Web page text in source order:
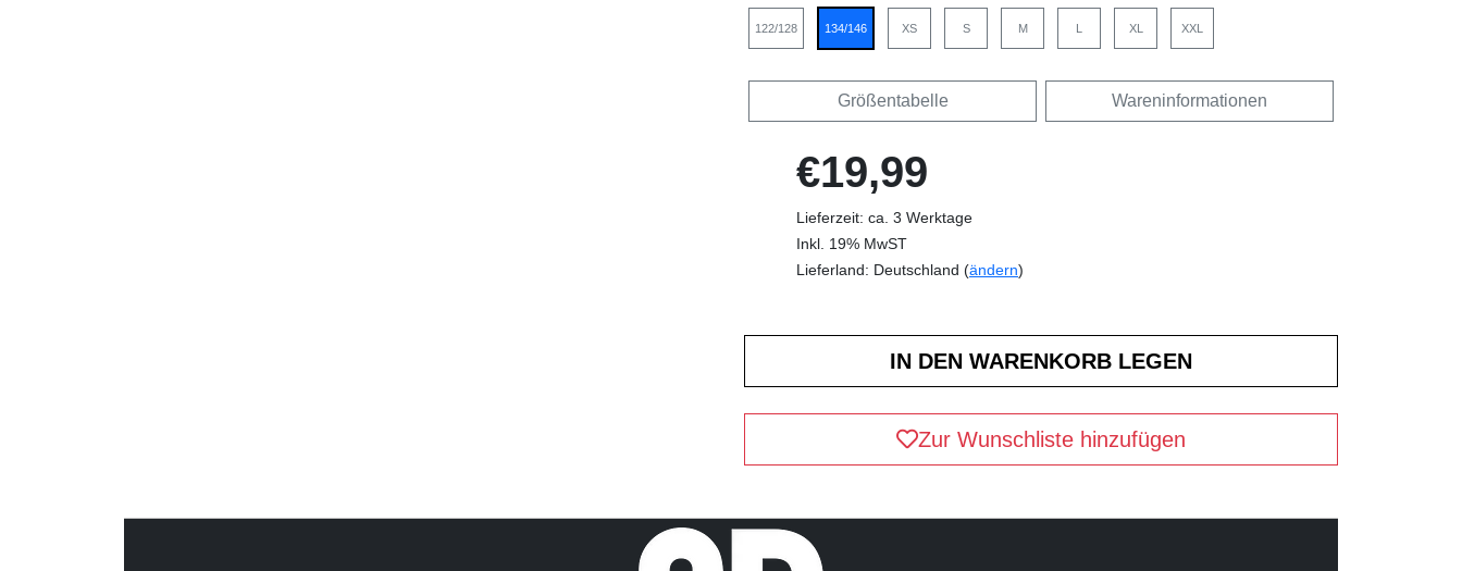
122/128 134/146 XS S M L XL XXL
Größentabelle Wareninformationen
€19,99
Lieferzeit: ca. 3 Werktage
Inkl. 19% MwST
Lieferland: Deutschland (ändern)
Zur Wunschliste hinzufügen